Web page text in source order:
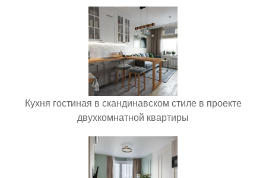
Кухня гостиная в скандинавском стиле в проекте
двухкомнатной квартиры